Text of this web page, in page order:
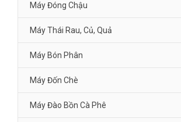
Máy Đóng Chậu
Máy Thái Rau, Củ, Quả
Máy Bón Phân
Máy Đốn Chè
Máy Đào Bồn Cà Phê